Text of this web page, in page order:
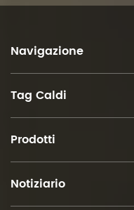
Navigazione
Tag Caldi
Prodotti
Notiziario